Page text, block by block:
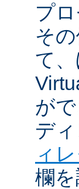
プ
そ
て
が
デ
ィ
欄を